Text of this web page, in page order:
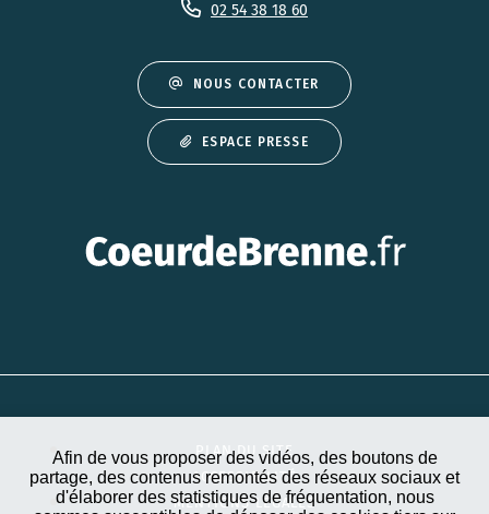
Afin de vous proposer des vidéos, des boutons de
partage, des contenus remontés des réseaux sociaux et
d'élaborer des statistiques de fréquentation, nous
02 54 38 18 60
NOUS CONTACTER
ESPACE PRESSE
PLAN DU SITE
ACCESSIBILITÉ
MENTIONS LÉGALES